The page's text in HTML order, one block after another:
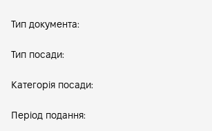
Тип документа:
Тип посади:
Категорія посади:
Період подання: